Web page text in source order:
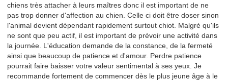
chiens très attacher à leurs maîtres donc il est important de ne
pas trop donner d'affection au chien. Celle ci doit être doser sinon
l'animal devient dépendant rapidement surtout chiot. Malgré qu'ils
ne sont que peu actif, il est important de prévoir une activité dans
la journée. L'éducation demande de la constance, de la fermeté
ainsi que beaucoup de patience et d'amour. Perdre patience
pourrait faire baisser votre valeur sentimental à ses yeux. Je
recommande fortement de commencer dès le plus jeune âge à le